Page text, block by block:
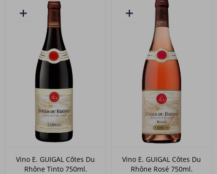
Vino E. GUIGAL Côtes Du
Rhône Tinto 750ml.
Vino E. GUIGAL Côtes Du
Rhône Rosé 750ml.